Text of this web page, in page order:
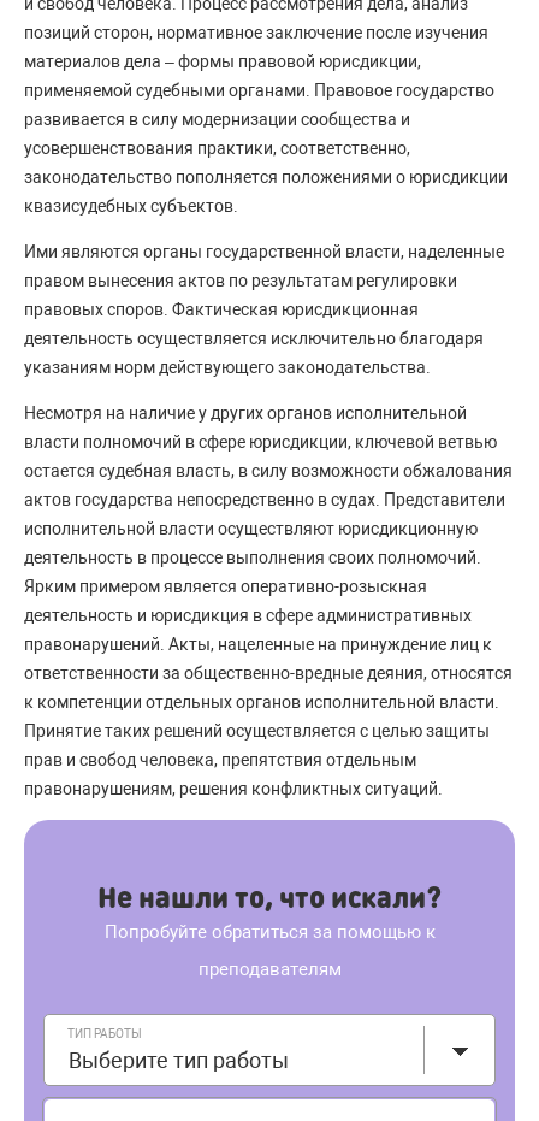
позиций сторон, нормативное заключение после изучения
материалов дела – формы правовой юрисдикции,
применяемой судебными органами. Правовое государство
развивается в силу модернизации сообщества и
усовершенствования практики, соответственно,
законодательство пополняется положениями о юрисдикции
квазисудебных субъектов.
Ими являются органы государственной власти, наделенные
правом вынесения актов по результатам регулировки
правовых споров. Фактическая юрисдикционная
деятельность осуществляется исключительно благодаря
указаниям норм действующего законодательства.
Несмотря на наличие у других органов исполнительной
власти полномочий в сфере юрисдикции, ключевой ветвью
остается судебная власть, в силу возможности обжалования
актов государства непосредственно в судах. Представители
исполнительной власти осуществляют юрисдикционную
деятельность в процессе выполнения своих полномочий.
Ярким примером является оперативно-розыскная
деятельность и юрисдикция в сфере административных
правонарушений. Акты, нацеленные на принуждение лиц к
ответственности за общественно-вредные деяния, относятся
к компетенции отдельных органов исполнительной власти.
Принятие таких решений осуществляется с целью защиты
прав и свобод человека, препятствия отдельным
правонарушениям, решения конфликтных ситуаций.
Не нашли то, что искали?
Попробуйте обратиться за помощью к
преподавателям
ТИП РАБОТЫ
Выберите тип работы